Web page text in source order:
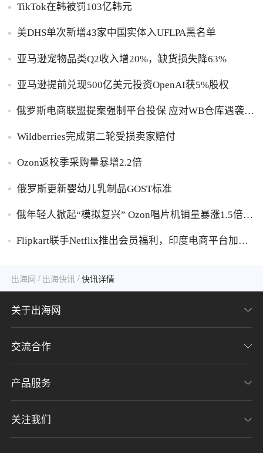
TikTok在韩被罚103亿韩元
美DHS单次新增43家中国实体入UFLPA黑名单
亚马逊宠物品类Q2收入增20%，缺货损失降63%
亚马逊提前兑现500亿美元投资OpenAI获5%股权
俄罗斯电商联盟提案强制平台投保 应对WB仓库遇袭卖
Wildberries完成第二轮受损卖家赔付
Ozon返校季采购量暴增2.2倍
俄罗斯更新婴幼儿乳制品GOST标准
俄年轻人掀起“模拟复兴” Ozon唱片机销量暴涨1.5倍黑
Flipkart联手Netflix推出会员福利，印度电商平台加码
出海网 / 出海快讯 / 快讯详情
关于出海网
关于我们
加入我们
隐私协议
交流合作
联系我们
意见反馈
产品服务
CHWE全球跨境电商展
关注我们